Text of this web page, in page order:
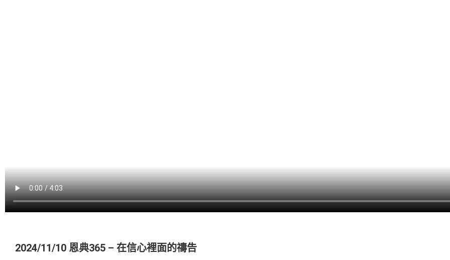
2024/11/10 恩典365 – 在信心裡面的禱告